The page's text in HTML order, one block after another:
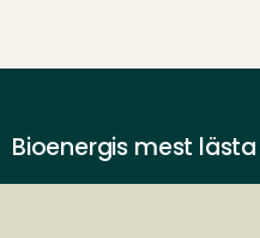
Bioenergis mest lästa